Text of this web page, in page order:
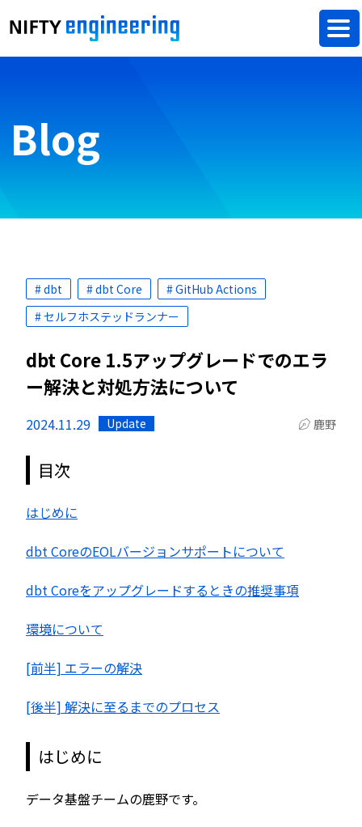
Blog
# dbt # dbt Core
# GitHub Actions
# セルフホステッドランナー
dbt Core 1.5アップグレードでのエラ
ー解決と対処方法について
2024.11.29 Update 鹿野
目次
はじめに
dbt CoreのEOLバージョンサポートについて
dbt Coreをアップグレードするときの推奨事項
環境について
[前半] エラーの解決
[後半] 解決に至るまでのプロセス
はじめに
データ基盤チームの鹿野です。